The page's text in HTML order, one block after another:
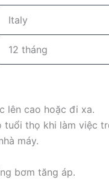
Italy
12 tháng
lên cao hoặc đi xa.
tuổi thọ khi làm việc
máy.
bơm tăng áp.